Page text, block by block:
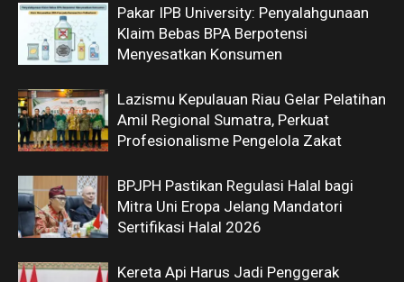
Pakar IPB University: Penyalahgunaan
Klaim Bebas BPA Berpotensi
Menyesatkan Konsumen
Lazismu Kepulauan Riau Gelar Pelatihan
Amil Regional Sumatra, Perkuat
Profesionalisme Pengelola Zakat
BPJPH Pastikan Regulasi Halal bagi
Mitra Uni Eropa Jelang Mandatori
Sertifikasi Halal 2026
Kereta Api Harus Jadi Penggerak